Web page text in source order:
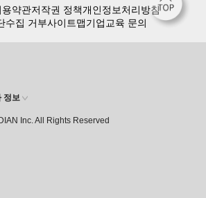
츠를
용약관저작권 정책개인정보처리방침
수집 거부사이트맵기업교육 문의
정보
Inc. All Rights Reserved